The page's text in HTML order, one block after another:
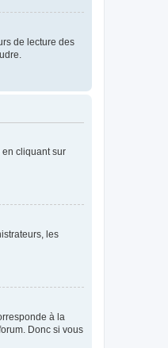
de lecture des
cliquant sur
les
à la
Donc si vous